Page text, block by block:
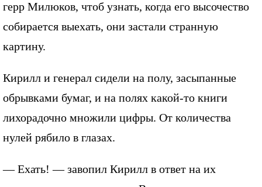
герр Милюков, чтоб узнать, когда его высочество
собирается выехать, они застали странную
картину.
Кирилл и генерал сидели на полу, засыпанные
обрывками бумаг, и на полях какой-то книги
лихорадочно множили цифры. От количества
нулей рябило в глазах.
— Ехать! — завопил Кирилл в ответ на их